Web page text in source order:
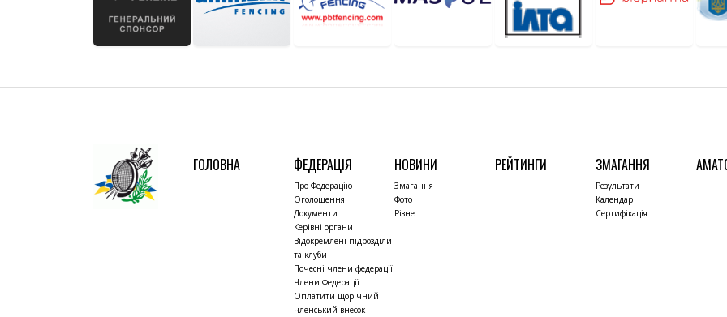
ГОЛОВНА ФЕДЕРАЦІЯ
Про Федерацію
Оголошення
Документи
Керівні органи
Відокремлені підрозділи
та клуби
Почесні члени федерації
Члени Федерації
Оплатити щорічний
членський внесок
НОВИНИ
Змагання
Фото
Різне
РЕЙТИНГИ ЗМАГАННЯ
Результати
Календар
Сертифікація